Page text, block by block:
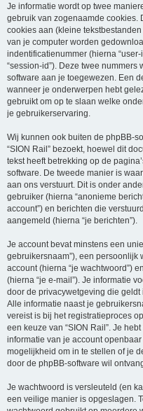
Je informatie wordt op twee
gebruik van zogenaamde cookies.
cookies aan (kleine
van je computer worden
indentificatienummer (hierna
“session-id”). Deze twee
software aan je toegewezen. Een
wanneer je onderwerpen hebt
gebruikt om op te slaan welke
je gebruikerservaring.
Wij kunnen ook buiten de phpBB-
“SION Rail” bezoekt, hoewel dit
tekst heeft betrekking op de
software. De tweede manier is
aan ons verstuurt. Dit is onder
gebruiker (hierna “anonieme
account”) en berichten die
aangemeld (hierna “je berichten”).
Je account bevat minstens een
gebruikersnaam”), een persoonlijk
account (hierna “je wachtwoord”)
(hierna “je e-mail”). Je informatie
door de privacywetgeving die geldt
Alle informatie naast je
vereist is bij het registratieproces
een keuze van “SION Rail”. Je
informatie van je account
mogelijkheid om in te stellen of je
door de phpBB-software wil
Je wachtwoord is versleuteld (en
een veilige manier is opgeslagen.